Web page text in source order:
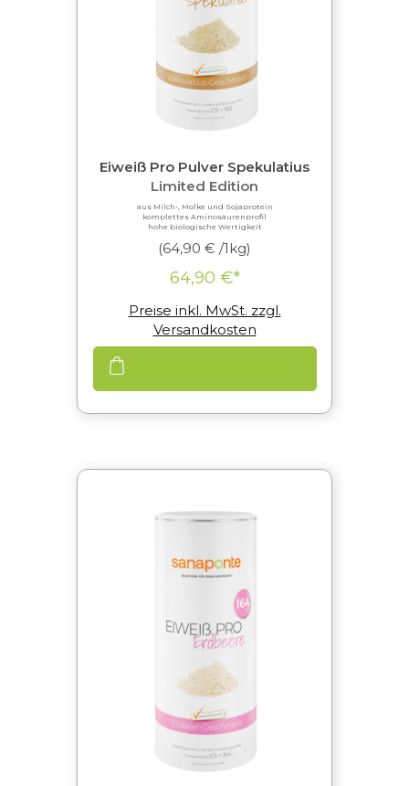
Eiweiß Pro Pulver Spekulatius
Limited Edition
aus Milch-, Molke und Sojaprotein
komplettes Aminosäurenprofil
hohe biologische Wertigkeit
(64,90 € /1kg)
64,90 €*
Preise inkl. MwSt. zzgl.
Versandkosten